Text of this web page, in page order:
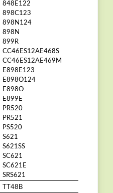
848E122
898C123
898N124
898N
899R
CC46ES12AE468S
CC46ES12AE469M
E898E123
E898O124
E898O
E899E
PR520
PR521
PS520
S621
S621SS
SC621
SC621E
SRS621
TT48B